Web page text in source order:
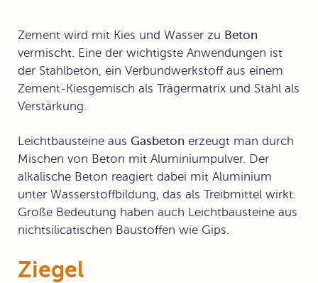
Zement wird mit Kies und Wasser zu Beton
vermischt. Eine der wichtigste Anwendungen ist
der Stahlbeton, ein Verbundwerkstoff aus einem
Zement-Kiesgemisch als Trägermatrix und Stahl als
Verstärkung.
Leichtbausteine aus Gasbeton erzeugt man durch
Mischen von Beton mit Aluminiumpulver. Der
alkalische Beton reagiert dabei mit Aluminium
unter Wasserstoffbildung, das als Treibmittel wirkt.
Große Bedeutung haben auch Leichtbausteine aus
nichtsilicatischen Baustoffen wie Gips.
Ziegel